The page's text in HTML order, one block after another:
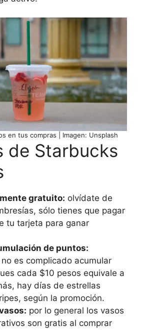
en tus compras | Imagen: Unsplash
de Starbucks
gratuito: olvídate de
sólo tienes que pagar
tu tarjeta para ganar
de puntos:
es complicado acumular
cada $10 pesos equivale a
hay días de estrellas
según la promoción.
por lo general los vasos
son gratis al comprar